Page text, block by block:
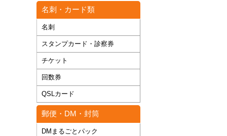
名刺・カード類
名刺
スタンプカード・診察券
チケット
回数券
QSLカード
郵便・DM・封筒
DMまるごとパック